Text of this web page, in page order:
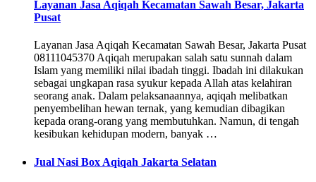
Layanan Jasa Aqiqah Kecamatan Sawah Besar, Jakarta
Pusat
Layanan Jasa Aqiqah Kecamatan Sawah Besar, Jakarta Pusat
08111045370 Aqiqah merupakan salah satu sunnah dalam
Islam yang memiliki nilai ibadah tinggi. Ibadah ini dilakukan
sebagai ungkapan rasa syukur kepada Allah atas kelahiran
seorang anak. Dalam pelaksanaannya, aqiqah melibatkan
penyembelihan hewan ternak, yang kemudian dibagikan
kepada orang-orang yang membutuhkan. Namun, di tengah
kesibukan kehidupan modern, banyak …
Jual Nasi Box Aqiqah Jakarta Selatan